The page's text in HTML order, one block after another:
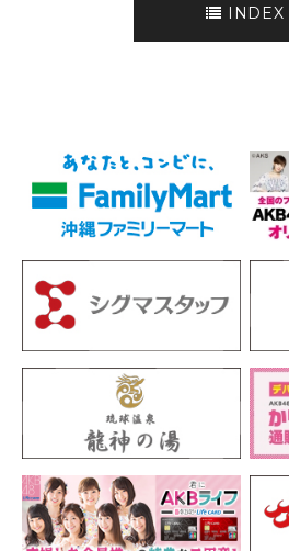
INDEX